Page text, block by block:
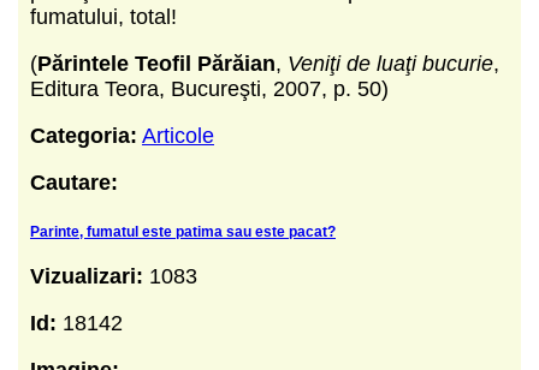
fumatului, total!
(Părintele Teofil Părăian, Veniţi de luaţi bucurie,
Editura Teora, Bucureşti, 2007, p. 50)
Categoria: Articole
Cautare:
Parinte, fumatul este patima sau este pacat?
Vizualizari: 1083
Id: 18142